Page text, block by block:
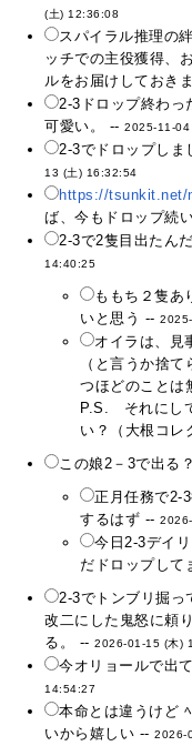
(土) 12:36:08
スパイラル推理の
ッチでの主役獲得、
ルをお届けしておき
2-3ドロップ終わっ
可愛い。 --2025-11-
2-3でドロップし
13 (土) 16:32:54
https://tsunkit.net/
ば、今もドロップ続
2-3で2隻目出たん
14:40:25
ももち２隻あ
いと思う --
オイラは、見
（と言うか捨
つほどのことは
P.S. それにし
い？（大根コレ
この娘2－3で出る
正月任務で2-
するはず --
今日2-3デイ
だドロップして
2-3でトンブリ掘っ
改二にした鬼怒に頼
る。 --2026-01-15 (木)
今オリョールで出
14:54:27
本命とは違うけど
いから嬉しい --2026-